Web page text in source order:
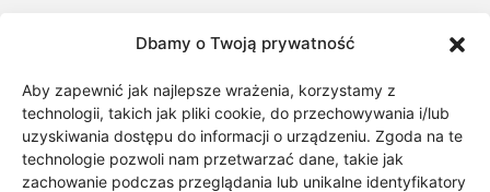
Dbamy o Twoją prywatność
Aby zapewnić jak najlepsze wrażenia, korzystamy z
technologii, takich jak pliki cookie, do przechowywania i/lub
uzyskiwania dostępu do informacji o urządzeniu. Zgoda na te
technologie pozwoli nam przetwarzać dane, takie jak
zachowanie podczas przeglądania lub unikalne identyfikatory